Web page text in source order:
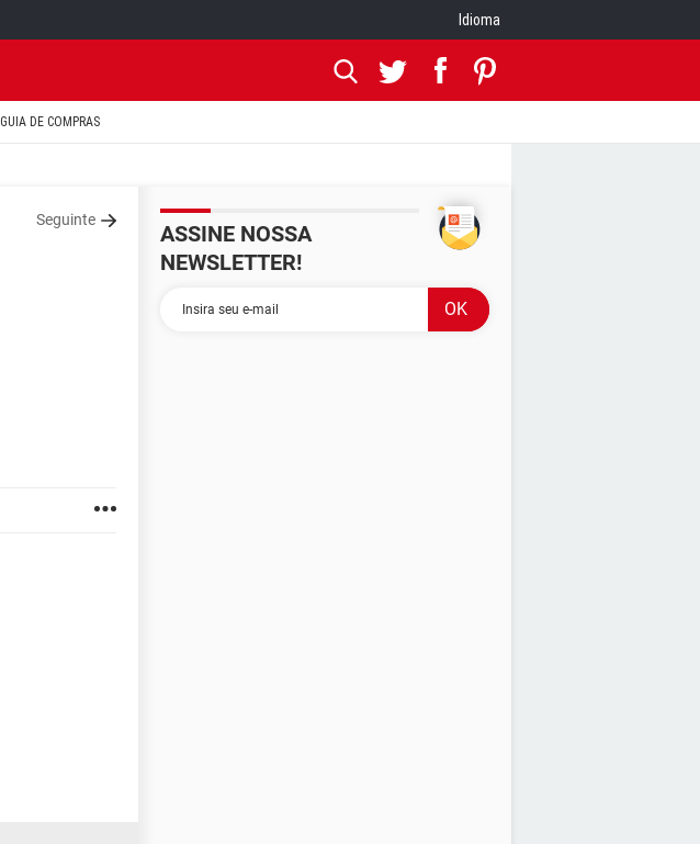
Idioma
GUIA DE COMPRAS
Seguinte
ASSINE NOSSA
NEWSLETTER!